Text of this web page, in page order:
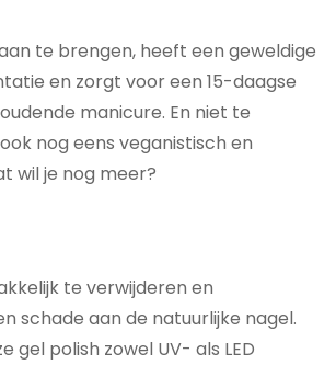
te brengen, heeft een geweldige
en zorgt voor een 15-daagse
manicure. En niet te
nog eens veganistisch en
wil je nog meer?
te verwijderen en
schade aan de natuurlijke nagel.
gel polish zowel UV- als LED